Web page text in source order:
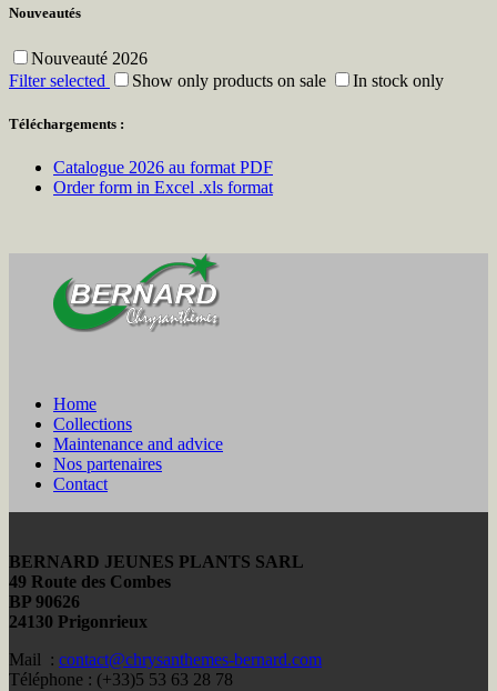
Nouveautés
Nouveauté 2026
Filter selected
Show only products on sale In stock only
Téléchargements :
Catalogue 2026 au format PDF
Order form in Excel .xls format
Home
Collections
Maintenance and advice
Nos partenaires
Contact
BERNARD JEUNES PLANTS SARL
49 Route des Combes
BP 90626
24130 Prigonrieux
Mail : contact@chrysanthemes-bernard.com
Téléphone : (+33)5 53 63 28 78